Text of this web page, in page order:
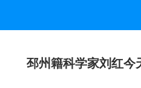
邳州籍科学家刘红今